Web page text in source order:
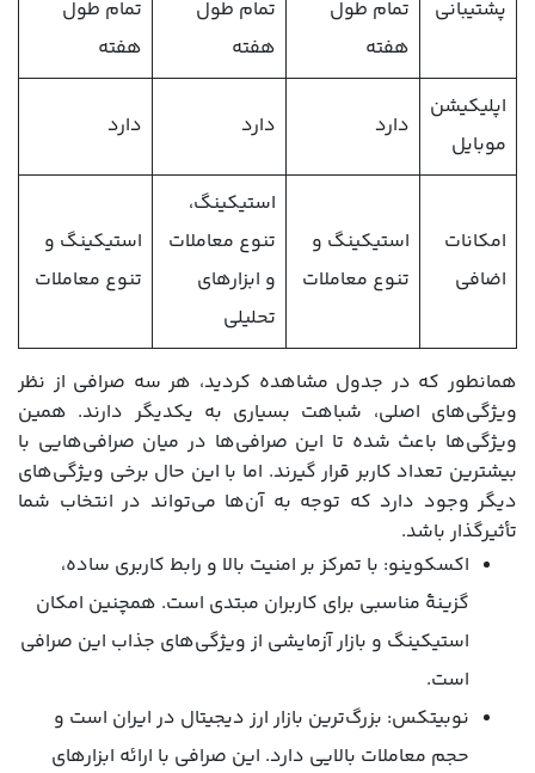
پشتیبانی
تمام طول
هفته
تمام طول
هفته
تمام طول
هفته
اپلیکیشن
موبایل
دارد دارد دارد
امکانات
اضافی
استیکینگ و
تنوع معاملات
استیکینگ،
تنوع معاملات
و ابزارهای
تحلیلی
استیکینگ و
تنوع معاملات
همانطور که در جدول مشاهده کردید، هر سه صرافی از نظر
ویژگی‌های اصلی، شباهت بسیاری به یکدیگر دارند. همین
ویژگی‌ها باعث شده تا این صرافی‌ها در میان صرافی‌هایی با
بیشترین تعداد کاربر قرار گیرند. اما با این حال برخی ویژگی‌های
دیگر وجود دارد که توجه به آن‌ها می‌تواند در انتخاب شما
تأثیرگذار باشد.
اکسکوینو: با تمرکز بر امنیت بالا و رابط کاربری ساده،
گزینۀ مناسبی برای کاربران مبتدی است. همچنین امکان
استیکینگ و بازار آزمایشی از ویژگی‌های جذاب این صرافی
است.
نوبیتکس: بزرگ‌ترین بازار ارز دیجیتال در ایران است و
حجم معاملات بالایی دارد. این صرافی با ارائه ابزارهای